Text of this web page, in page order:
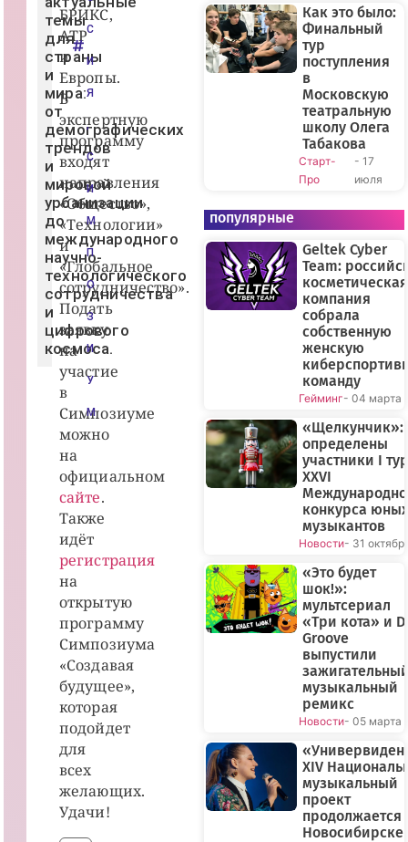
темы
для
страны
и
мира:
от
демографических
трендов
и
мировой
урбанизации
до
международного
научно-
технологического
сотрудничества
и
цифрового
космоса.
БРИКС,
АТР
и
Европы.
В
экспертную
программу
входят
направления
«Общество»,
«Технологии»
и
«Глобальное
сотрудничество».
Подать
заявку
на
участие
в
Симпозиуме
можно
на
официальном
сайте.
Также
идёт
регистрация
на
открытую
программу
Симпозиума
«Создавая
будущее»,
которая
подойдет
для
всех
желающих.
Удачи!
С
И
Я
,
С
И
М
П
О
З
И
У
М
Как это было:
Финальный
тур
поступления
в
Московскую
театральную
школу Олега
Табакова
Старт-
Про
- 17
июля
популярные
Geltek Cyber
Team:
косметическая
компания
собрала
собственную
женскую
команду
Гейминг- 04 марта
«Щелкунчик»:
определены
участники I
XXVI
конкурса юных
музыкантов
Новости- 31
«Это будет
шок!»:
мультсериал
«Три кота» и
Groove
выпустили
музыкальный
ремикс
Новости- 05 марта
XIV
музыкальный
проект
продолжается
Новосибирске